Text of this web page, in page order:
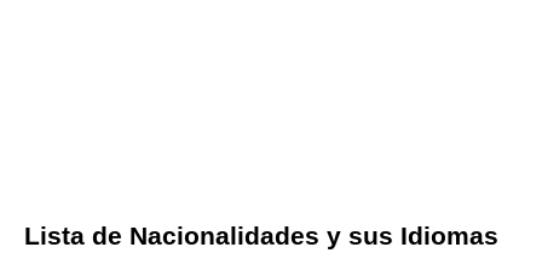
Lista de Nacionalidades y sus Idiomas